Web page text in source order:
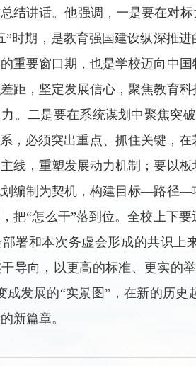
结讲话。他强调，一是要在对
”时期，是教育强国建设纵深推
重要窗口期，也是学校迈向中国
距，坚定发展信心，聚焦教育
。二是要在系统谋划中聚焦突
，必须突出重点、抓住关键，
线，重塑发展动力机制；要以
编制为契机，构建目标—路径—
把“怎么干”落到位。全校上下
署和本次务虚会形成的共识上
导向，以更高的标准、更实的
成发展的“实景图”，在新的历
新篇章。